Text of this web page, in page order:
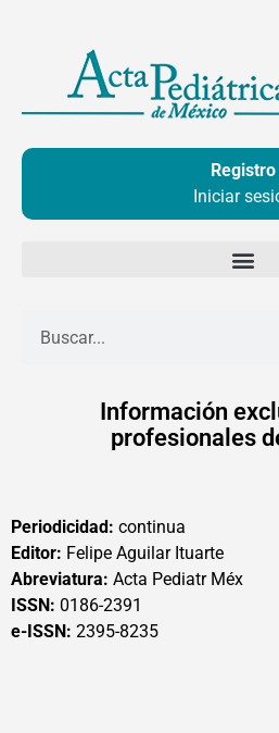
contenido
Registro
Iniciar
Información
profesionales
Periodicidad: continua
Editor: Felipe Aguilar Ituarte
Abreviatura: Acta Pediatr Méx
ISSN: 0186-2391
e-ISSN: 2395-8235